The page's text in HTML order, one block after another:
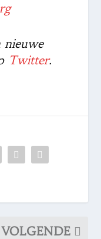
nieuwe
Twitter.
VOLGENDE